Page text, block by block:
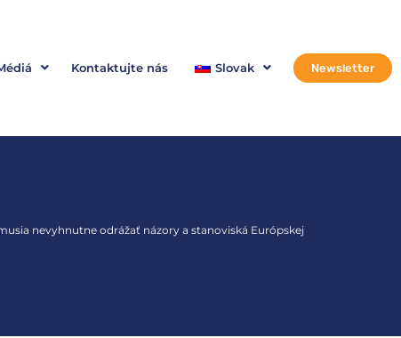
Kontaktujte nás Slovak Newsletter
nevyhnutne odrážať názory a stanoviská Európskej